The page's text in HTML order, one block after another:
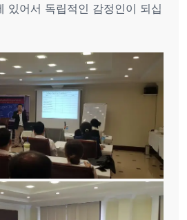
있어서 독립적인 감정인이 되십